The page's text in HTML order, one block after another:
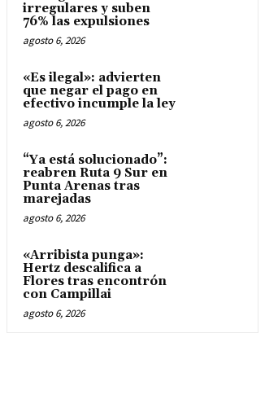
irregulares y suben
76% las expulsiones
agosto 6, 2026
«Es ilegal»: advierten
que negar el pago en
efectivo incumple la ley
agosto 6, 2026
“Ya está solucionado”:
reabren Ruta 9 Sur en
Punta Arenas tras
marejadas
agosto 6, 2026
«Arribista punga»:
Hertz descalifica a
Flores tras encontrón
con Campillai
agosto 6, 2026